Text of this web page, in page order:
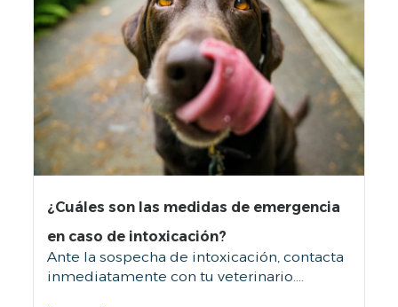
¿Cuáles son las medidas de emergencia
en caso de intoxicación?
Ante la sospecha de intoxicación, contacta
inmediatamente con tu veterinario....